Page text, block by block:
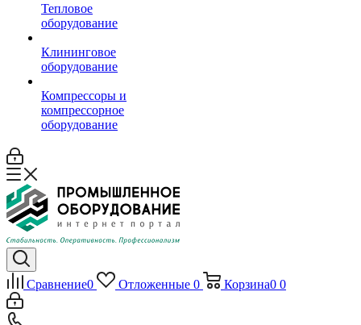
Тепловое
оборудование
Клининговое
оборудование
Компрессоры и
компрессорное
оборудование
Сравнение0 Отложенные 0 Корзина0 0